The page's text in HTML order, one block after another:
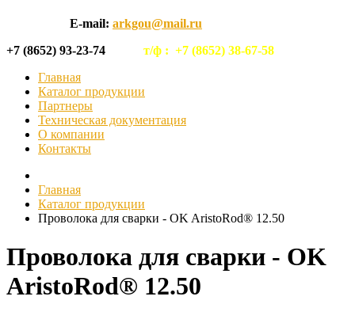
E-mail: arkgou@mail.ru
+7 (8652) 93-23-74 т/ф : +7 (8652) 38-67-58
Главная
Каталог продукции
Партнеры
Техническая документация
О компании
Контакты
Главная
Каталог продукции
Проволока для сварки - OK AristoRod® 12.50
Проволока для сварки - OK
AristoRod® 12.50